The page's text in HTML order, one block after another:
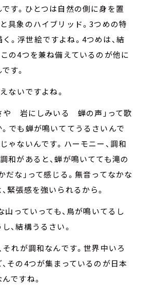
す。ひとつは自然の側に身を置
具象のハイブリッド。3つめの特
。浮世絵ですよね。4つめは、結
の4つを兼ね備えているのが他に
す。
ないですよね。
や 岩にしみいる 蝉の声」って歌
でも蝉が鳴いててうるさいんで
ゃないんです。ハーモニー、調和
和があると、蝉が鳴いてても滝の
だな」って感じる。無音ってなかな
緊張感を強いられるから。
山っていっても、鳥が鳴いてるし
、結構うるさい。
それが調和なんです。世界中いろ
その4つが集まっているのが日本
ですね。